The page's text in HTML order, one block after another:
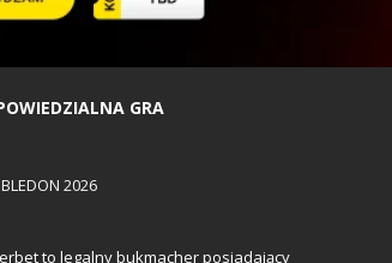
GRA
2026
to legalny bukmacher posiadający